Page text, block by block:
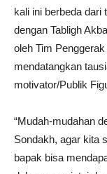
kali ini berbeda dari
dengan Tabligh
oleh Tim
mendatangkan
motivator/Publik
“Mudah-mudahan
Sondakh, agar kita
bapak bisa